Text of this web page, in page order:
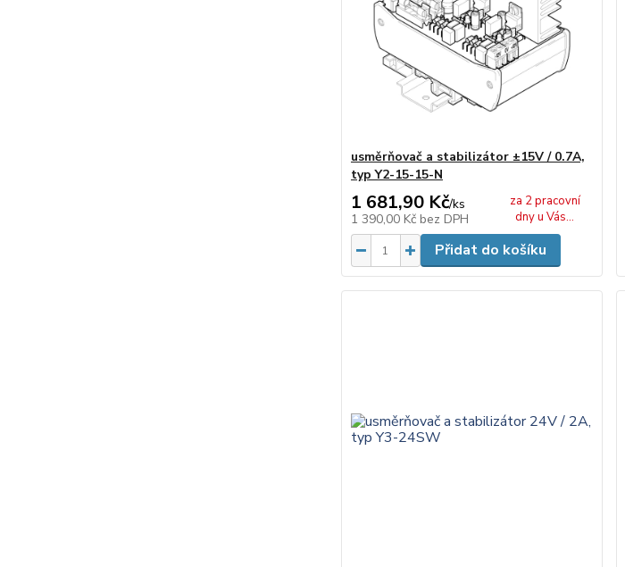
usměrňovač a stabilizátor ±15V / 0.7A,
typ Y2-15-15-N
1 681,90 Kč/ks
1 390,00 Kč bez DPH
za 2 pracovní
dny u Vás...
Přidat do košíku